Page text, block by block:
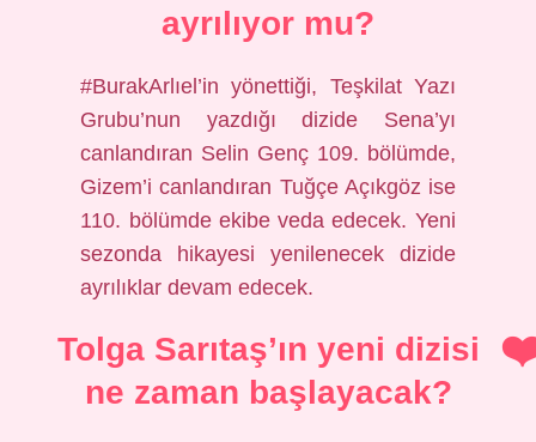
ayrılıyor mu?
#BurakArlıel’in yönettiği, Teşkilat Yazı
Grubu’nun yazdığı dizide Sena’yı
canlandıran Selin Genç 109. bölümde,
Gizem’i canlandıran Tuğçe Açıkgöz ise
110. bölümde ekibe veda edecek. Yeni
sezonda hikayesi yenilenecek dizide
ayrılıklar devam edecek.
Tolga Sarıtaş’ın yeni dizisi
ne zaman başlayacak?